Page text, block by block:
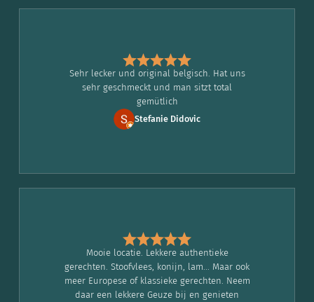
Sehr lecker und original belgisch. Hat uns
sehr geschmeckt und man sitzt total
gemütlich
Stefanie Didovic
Mooie locatie. Lekkere authentieke
gerechten. Stoofvlees, konijn, lam... Maar ook
meer Europese of klassieke gerechten. Neem
daar een lekkere Geuze bij en genieten